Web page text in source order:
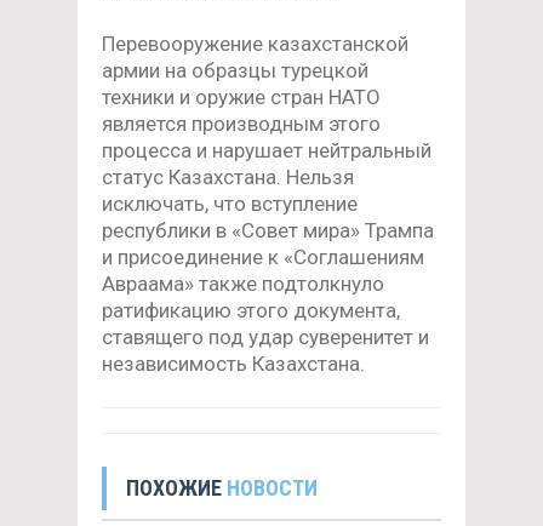
Перевооружение казахстанской
армии на образцы турецкой
техники и оружие стран НАТО
является производным этого
процесса и нарушает нейтральный
статус Казахстана. Нельзя
исключать, что вступление
республики в «Совет мира» Трампа
и присоединение к «Соглашениям
Авраама» также подтолкнуло
ратификацию этого документа,
ставящего под удар суверенитет и
независимость Казахстана.
ПОХОЖИЕ НОВОСТИ